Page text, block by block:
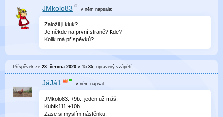
JMkolo83 v němnapsala:
Založil ji kluk?
Je někde na první straně? Kde?
Kolik má příspěvků?
Příspěvek ze23. června 2020 v15:35, upravenývzápětí.
JáJá1 v něm napsal:
JMkolo83: +9b., jeden už máš.
Kubík111:+10b.
Zase si myslím nástěnku.